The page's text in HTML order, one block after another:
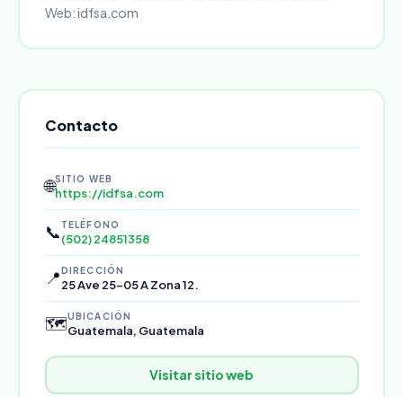
Web: idfsa.com
Contacto
🌐SITIO WEB
https://idfsa.com
📞 TELÉFONO
(502) 24851358
📍DIRECCIÓN
25 Ave 25-05 A Zona 12.
🗺️UBICACIÓN
Guatemala, Guatemala
Visitar sitio web